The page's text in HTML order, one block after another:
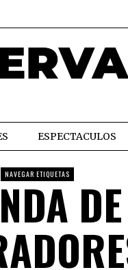
ESPECTACULOS
NAVEGAR ETIQUETAS DE